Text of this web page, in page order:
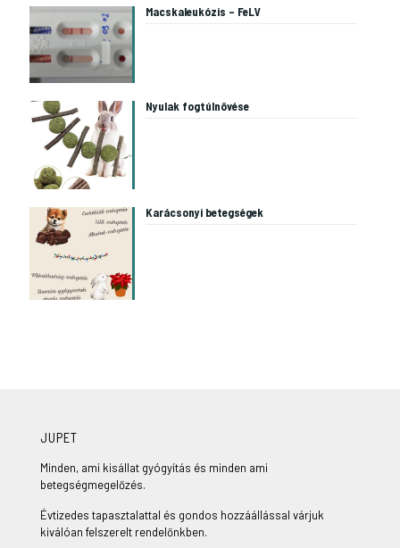
Macskaleukózis – FeLV
Nyulak fogtúlnövése
Karácsonyi betegségek
JUPET
Minden, ami kisállat gyógyítás és minden ami
betegségmegelőzés.
Évtizedes tapasztalattal és gondos hozzáállással várjuk
kiválóan felszerelt rendelőnkben.